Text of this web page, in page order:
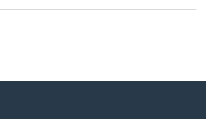
يبدأ سعر سيارة هوندا سيتي مستعملة في